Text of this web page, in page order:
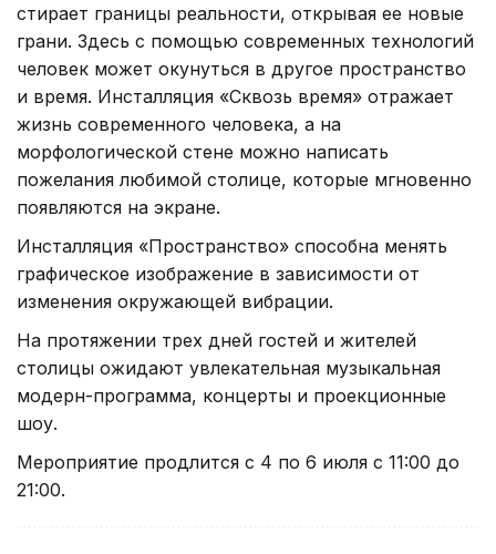
стирает границы реальности, открывая ее новые
грани. Здесь с помощью современных технологий
человек может окунуться в другое пространство
и время. Инсталляция «Сквозь время» отражает
жизнь современного человека, а на
морфологической стене можно написать
пожелания любимой столице, которые мгновенно
появляются на экране.
Инсталляция «Пространство» способна менять
графическое изображение в зависимости от
изменения окружающей вибрации.
На протяжении трех дней гостей и жителей
столицы ожидают увлекательная музыкальная
модерн-программа, концерты и проекционные
шоу.
Мероприятие продлится с 4 по 6 июля с 11:00 до
21:00.